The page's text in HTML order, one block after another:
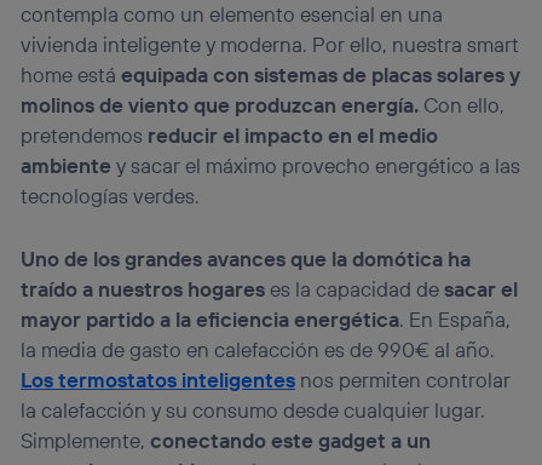
contempla como un elemento esencial en una
vivienda inteligente y moderna. Por ello, nuestra smart
home estáequipada con sistemas de placas solares y
molinos de viento que produzcan energía. Con ello,
pretendemos reducir el impacto en el medio
ambiente y sacar el máximo provecho energético a las
tecnologías verdes.
Uno de los grandes avances que la domótica ha
traído a nuestros hogareses la capacidad desacar el
mayor partido a la eficiencia energética. En España,
la media de gasto en calefacción es de 990€ al año.
Los termostatos inteligentes nos permiten controlar
la calefacción y su consumo desde cualquier lugar.
Simplemente,conectando este gadget a un